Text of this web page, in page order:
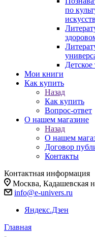
по
Мои книги
Как купить
Назад
Как купить
Вопрос-ответ
О нашем магазине
Назад
О нашем
Договор
Контакты
Контактная информация
Москва, Кадашевская
info@e-univers.ru
Яндекс.Дзен
Главная